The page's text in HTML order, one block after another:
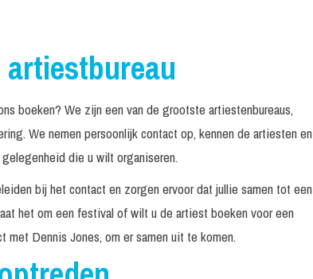
boeken? We zijn een van de grootste artiestenbureaus,
We nemen persoonlijk contact op, kennen de artiesten en
die u wilt organiseren.
bij het contact en zorgen ervoor dat jullie samen tot een
het om een festival of wilt u de artiest boeken voor een
Dennis Jones, om er samen uit te komen.